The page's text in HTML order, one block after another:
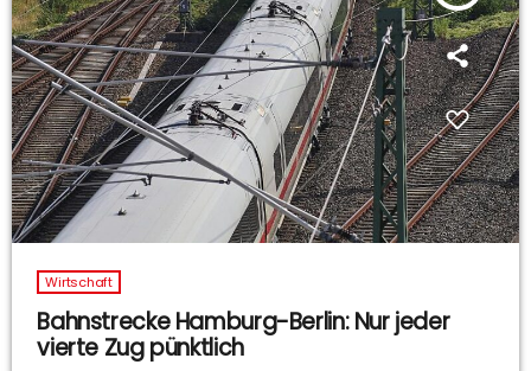
Wirtschaft
Bahnstrecke Hamburg-Berlin: Nur jeder
vierte Zug pünktlich